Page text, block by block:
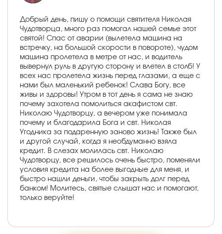
Добрый день, пишу о помощи святителя Николая
Чудотворца, много раз помогал нашей семье этот
святой! Спас от аварии (вылетела машина на
встречку, на большой скорости в повороте), чудом
машина пролетела в метре от нас, и водитель
вывернул руль в другую сторону и влетел в столб! У
всех нас пролетела жизнь перед глазами, а еще с
нами был маленький ребенок! Слава Богу, все
живы и здоровы! Утром в тот день я сама не знаю
почему захотела помолиться акафистом свт.
Николаю Чудотворцу, а вечером уже понимала
почему и благодарила Бога и свт. Николая
Угодника за подаренную заново жизнь! Также был
и другой случай, когда я необдуманно взяла
кредит. В слезах молилась свт. Николаю
Чудотворцу, все решилось очень быстро, поменяли
условия кредита на более выгодные для меня, и
быстро нашли деньги, чтобы закрыть долг перед
банком! Молитесь, святые слышат нас и помогают,
только веруйте!